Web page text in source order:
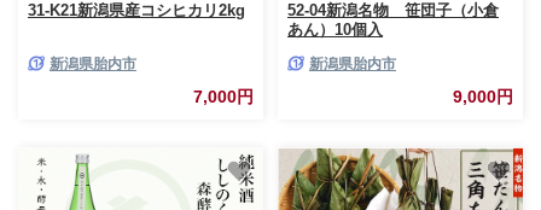
31-K21新潟県産コシヒカリ2kg
新潟県胎内市
7,000円
52-04新潟名物 笹団子（小倉
あん）10個入
新潟県胎内市
9,000円